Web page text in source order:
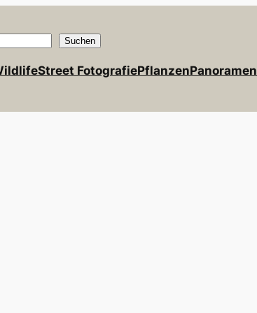
Suchen
Street FotografiePflanzenPanoramen